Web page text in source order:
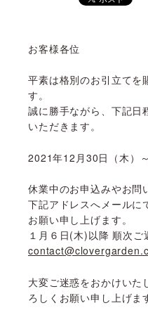
お客様各位
平素は格別のお引立てを
す。
誠に勝手ながら、下記日
いただきます。
2021年12月30日（木）
休業中のお申込みやお問
下記アドレスへメールに
お願い申し上げます。
１月６日(木)以降 順次ご
大変ご迷惑をおかけいた
ろしくお願い申し上げま